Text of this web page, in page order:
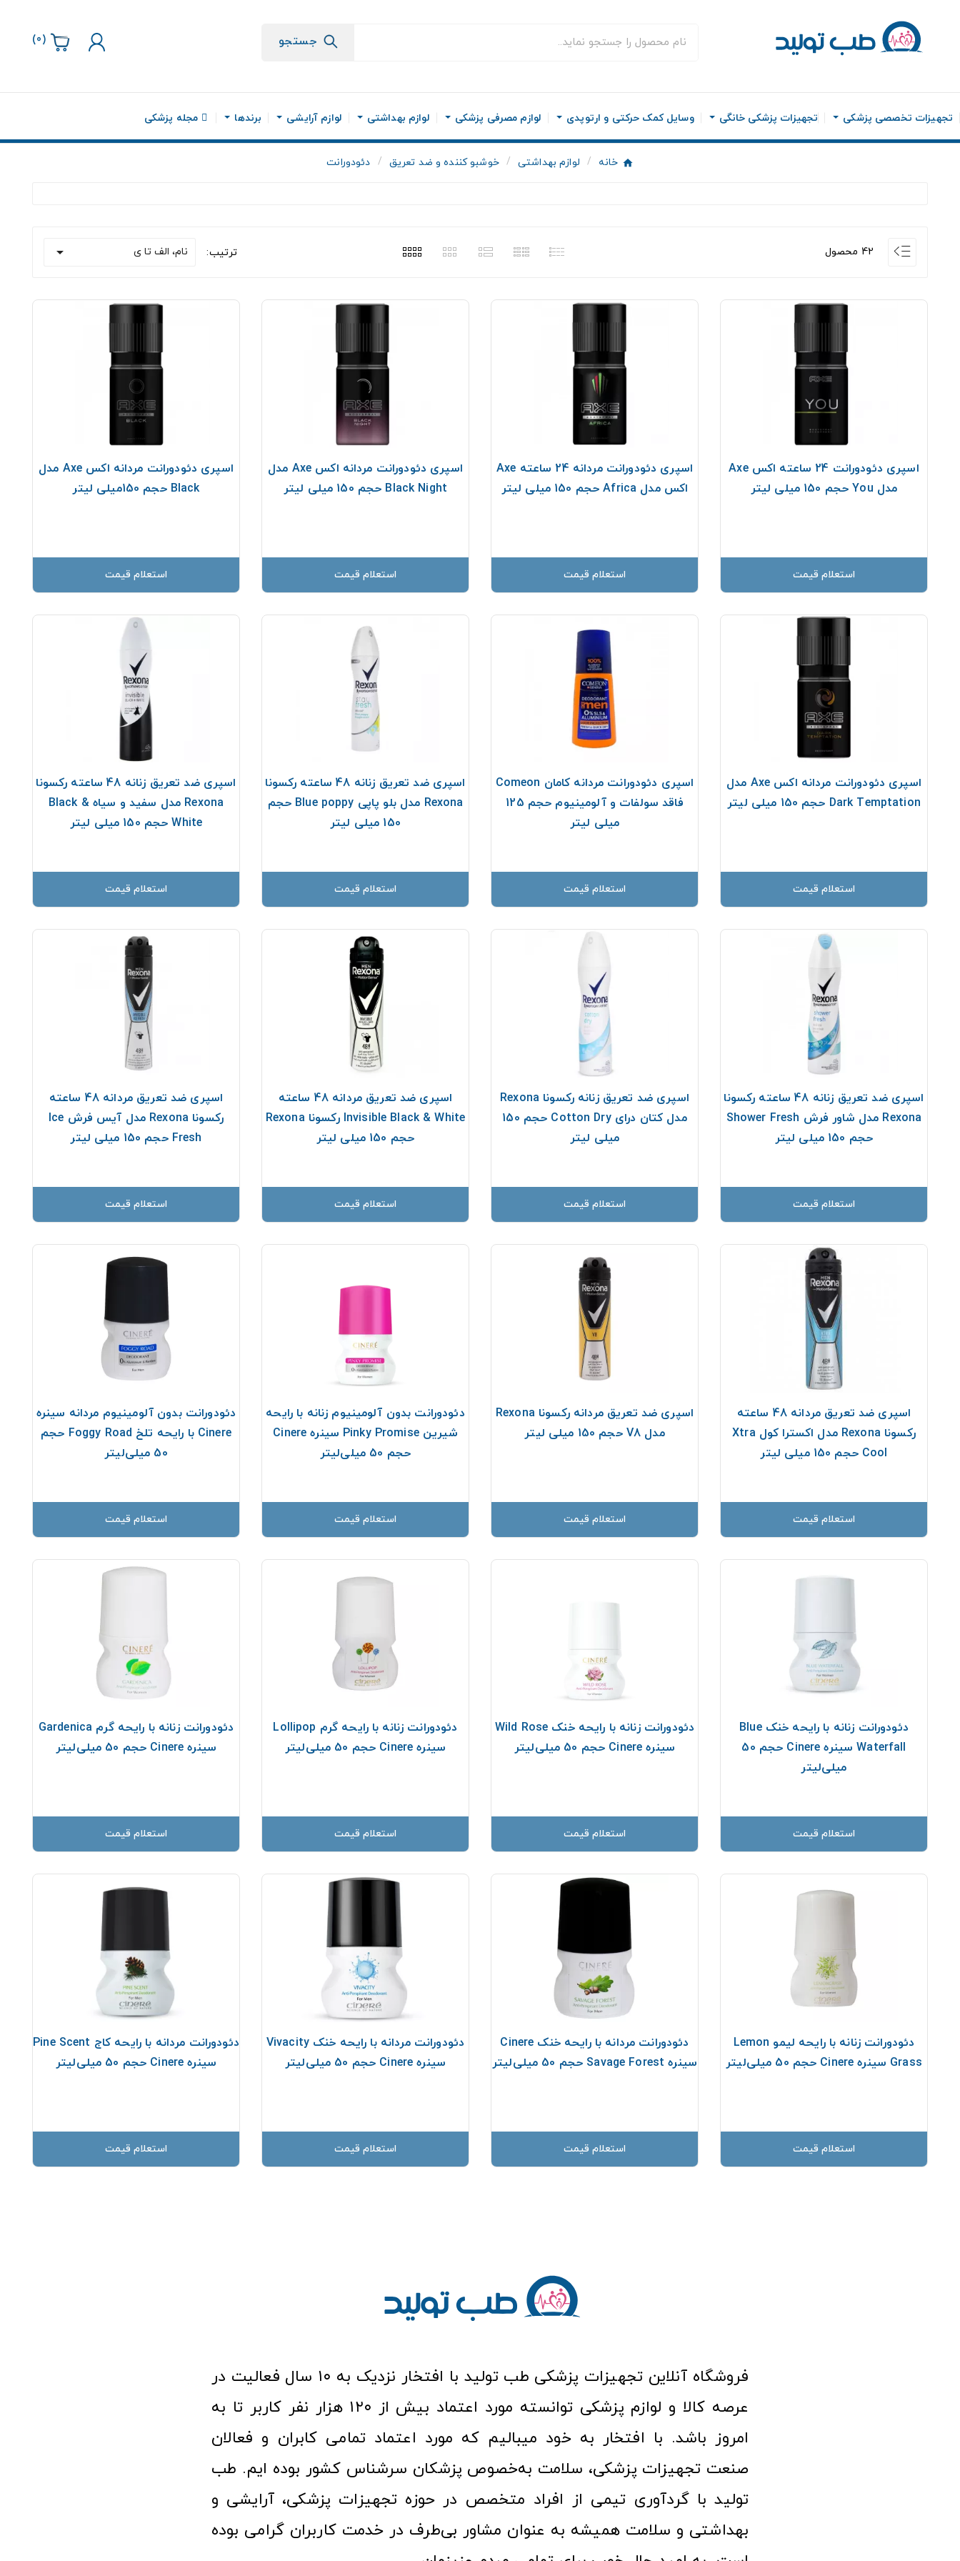
جستجو (
0
)
تجهیزات تخصصی پزشکی تجهیزات پزشکی خانگی وسایل کمک حرکتی و ارتوپدی لوازم مصرفی پزشکی لوازم بهداشتی لوازم آرایشی برندها مجله پزشکی
خانه لوازم بهداشتی خوشبو کننده و ضد تعریق دئودورانت
42 محصول ترتیب: نام، الف تا ی 
اسپری دئودورانت 24 ساعته اکس Axe
مدل You حجم 150 میلی لیتر
استعلام قیمت
اسپری دئودورانت مردانه 24 ساعته Axe
اکس مدل Africa حجم 150 میلی لیتر
استعلام قیمت
اسپری دئودورانت مردانه اکس Axe مدل
Black Night حجم 150 ميلی لیتر
استعلام قیمت
اسپری دئودورانت مردانه اکس Axe مدل
Black حجم 150میلی لیتر
استعلام قیمت
اسپری دئودورانت مردانه اکس Axe مدل
Dark Temptation حجم 150 ميلی لیتر
استعلام قیمت
اسپری دئودورانت مردانه کامان Comeon
فاقد سولفات و آلومینیوم حجم 125
میلی لیتر
استعلام قیمت
اسپری ضد تعریق زنانه 48 ساعته رکسونا
Rexona مدل بلو پاپی Blue poppy حجم
150 میلی لیتر
استعلام قیمت
اسپری ضد تعریق زنانه 48 ساعته رکسونا
Rexona مدل سفید و سیاه Black &
White حجم 150 میلی لیتر
استعلام قیمت
اسپری ضد تعریق زنانه 48 ساعته رکسونا
Rexona مدل شاور فرش Shower Fresh
حجم 150 میلی لیتر
استعلام قیمت
اسپری ضد تعریق زنانه رکسونا Rexona
مدل کتان درای Cotton Dry حجم 150
میلی لیتر
استعلام قیمت
اسپری ضد تعریق مردانه 48 ساعته
Invisible Black & White رکسونا Rexona
حجم 150 میلی لیتر
استعلام قیمت
اسپری ضد تعریق مردانه 48 ساعته
رکسونا Rexona مدل آیس فرش Ice
Fresh حجم 150 میلی لیتر
استعلام قیمت
اسپری ضد تعریق مردانه 48 ساعته
رکسونا Rexona مدل اکسترا کول Xtra
Cool حجم 150 میلی لیتر
استعلام قیمت
اسپری ضد تعریق مردانه رکسونا Rexona
مدل V8 حجم 150 میلی لیتر
استعلام قیمت
دئودورانت بدون آلومینیوم زنانه با رایحه
شیرین Pinky Promise سینره Cinere
حجم 50 میلی‌لیتر
استعلام قیمت
دئودورانت بدون آلومینیوم مردانه سینره
Cinere با رایحه تلخ Foggy Road حجم
50 میلی‌لیتر
استعلام قیمت
دئودورانت زنانه با رایحه خنک Blue
Waterfall سینره Cinere حجم 50
میلی‌لیتر
استعلام قیمت
دئودورانت زنانه با رایحه خنک Wild Rose
سینره Cinere حجم 50 میلی‌لیتر
استعلام قیمت
دئودورانت زنانه با رایحه گرم Lollipop
سینره Cinere حجم 50 میلی‌لیتر
استعلام قیمت
دئودورانت زنانه با رایحه گرم Gardenica
سینره Cinere حجم 50 میلی‌لیتر
استعلام قیمت
دئودورانت زنانه با رایحه لیمو Lemon
Grass سینره Cinere حجم 50 میلی‌لیتر
استعلام قیمت
دئودورانت مردانه با رایحه خنک Cinere
سینره Savage Forest حجم 50 میلی‌لیتر
استعلام قیمت
دئودورانت مردانه با رایحه خنک Vivacity
سینره Cinere حجم 50 میلی‌لیتر
استعلام قیمت
دئودورانت مردانه با رایحه کاج Pine Scent
سینره Cinere حجم 50 میلی‌لیتر
استعلام قیمت
فروشگاه آنلاین تجهیزات پزشکی طب تولید با افتخار نزدیک به ۱۰ سال فعالیت در
عرصه کالا و لوازم پزشکی توانسته مورد اعتماد بیش از ۱۲۰ هزار نفر کاربر تا به
امروز باشد. با افتخار به خود میبالیم که مورد اعتماد تمامی کابران و فعالان
صنعت تجهیزات پزشکی، سلامت به‌خصوص پزشکان سرشناس کشور بوده ایم. طب
تولید با گردآوری تیمی از افراد متخصص در حوزه تجهیزات پزشکی، آرایشی و
بهداشتی و سلامت همیشه به عنوان مشاور بی‌طرف در خدمت کاربران گرامی بوده